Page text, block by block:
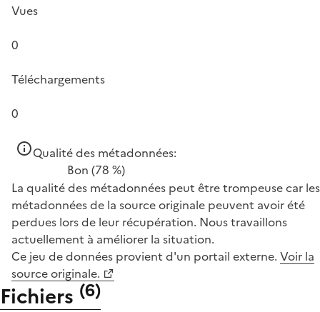
Vues
0
Téléchargements
0
Qualité des métadonnées:
Bon (78 %)
La qualité des métadonnées peut être trompeuse car les
métadonnées de la source originale peuvent avoir été
perdues lors de leur récupération. Nous travaillons
actuellement à améliorer la situation.
Ce jeu de données provient d'un portail externe. Voir la
source originale.
Fichiers (6)